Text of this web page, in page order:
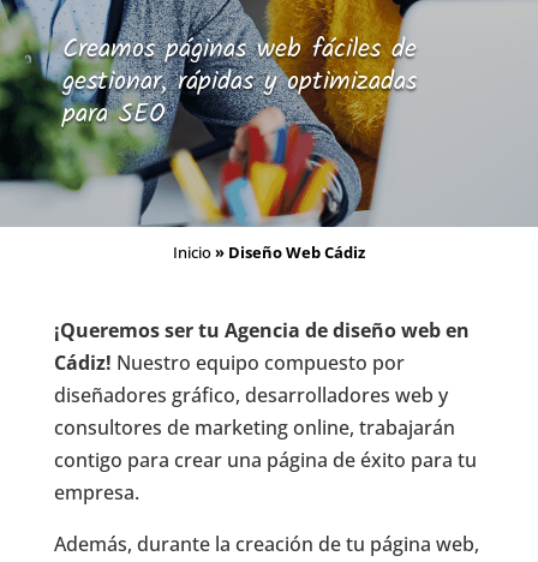
Creamos páginas web fáciles de
gestionar, rápidas y optimizadas
para SEO
Inicio» Diseño Web Cádiz
¡Queremos ser tu Agencia de diseño web en
Cádiz! Nuestro equipo compuesto por
diseñadores gráfico, desarrolladores web y
consultores de marketing online, trabajarán
contigo para crear una página de éxito para tu
empresa.
Además, durante la creación de tu página web,